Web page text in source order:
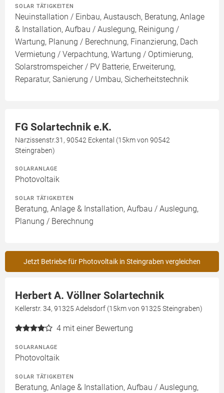
SOLAR TÄTIGKEITEN
Neuinstallation / Einbau, Austausch, Beratung, Anlage
& Installation, Aufbau / Auslegung, Reinigung /
Wartung, Planung / Berechnung, Finanzierung, Dach
Vermietung / Verpachtung, Wartung / Optimierung,
Solarstromspeicher / PV Batterie, Erweiterung,
Reparatur, Sanierung / Umbau, Sicherheitstechnik
FG Solartechnik e.K.
Narzissenstr.31, 90542 Eckental (15km von 90542
Steingraben)
SOLARANLAGE
Photovoltaik
SOLAR TÄTIGKEITEN
Beratung, Anlage & Installation, Aufbau / Auslegung,
Planung / Berechnung
Jetzt Betriebe für Photovoltaik in Steingraben vergleichen
Herbert A. Völlner Solartechnik
Kellerstr. 34, 91325 Adelsdorf (15km von 91325 Steingraben)
4 mit einer Bewertung
SOLARANLAGE
Photovoltaik
SOLAR TÄTIGKEITEN
Beratung, Anlage & Installation, Aufbau / Auslegung,